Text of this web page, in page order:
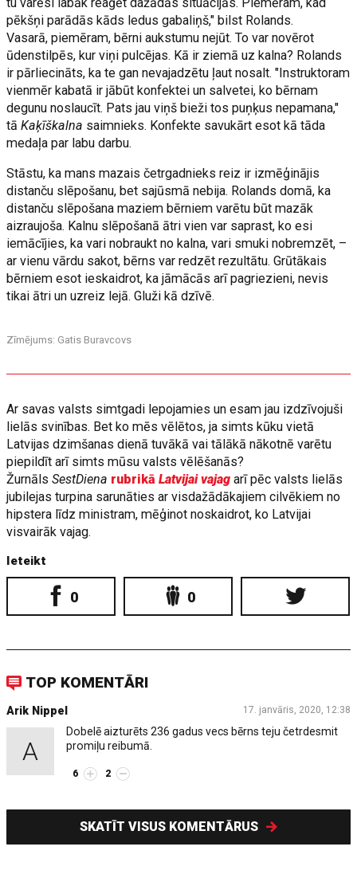
pēkšņi parādās kāds ledus gabaliņš," bilst Rolands.
Vasarā, piemēram, bērni aukstumu nejūt. To var novērot
ūdenstilpēs, kur viņi pulcējas. Kā ir ziemā uz kalna? Rolands
ir pārliecināts, ka te gan nevajadzētu ļaut nosalt. "Instruktoram
vienmēr kabatā ir jābūt konfektei un salvetei, ko bērnam
degunu noslaucīt. Pats jau viņš bieži tos puņķus nepamana,"
tāKaķīškalna saimnieks. Konfekte savukārt esot kā tāda
medaļa par labu darbu.
Stāstu, ka mans mazais četrgadnieks reiz ir izmēģinājis
distanču slēpošanu, bet sajūsmā nebija. Rolands domā, ka
distanču slēpošana maziem bērniem varētu būt mazāk
aizraujoša. Kalnu slēpošanā ātri vien var saprast, ko esi
iemācījies, ka vari nobraukt no kalna, vari smuki nobremzēt, –
ar vienu vārdu sakot, bērns var redzēt rezultātu. Grūtākais
bērniem esot ieskaidrot, ka jāmācās arī pagriezieni, nevis
tikai ātri un uzreiz lejā. Gluži kā dzīvē.
Zīmējums: Gatis Buravcovs
Ar savas valsts simtgadi lepojamies un esam jau izdzīvojuši
lielās svinības. Bet ko mēs vēlētos, ja simts kūku vietā
Latvijas dzimšanas dienā tuvākā vai tālākā nākotnē varētu
piepildīt arī simts mūsu valsts vēlēšanās?
ŽurnālsSestDiena rubrikāLatvijai vajagarī pēc valsts lielās
jubilejas turpina sarunāties ar visdažādākajiem cilvēkiem no
hipstera līdz ministram, mēģinot noskaidrot, ko Latvijai
visvairāk vajag.
Ieteikt
0 0
TOP KOMENTĀRI
17. janvāris, 2020, 12:38
Arik Nippel
A
Dobelē aizturēts 236 gadus vecs bērns teju četrdesmit
promiļu reibumā.
6 2
SKATĪT VISUS KOMENTĀRUS